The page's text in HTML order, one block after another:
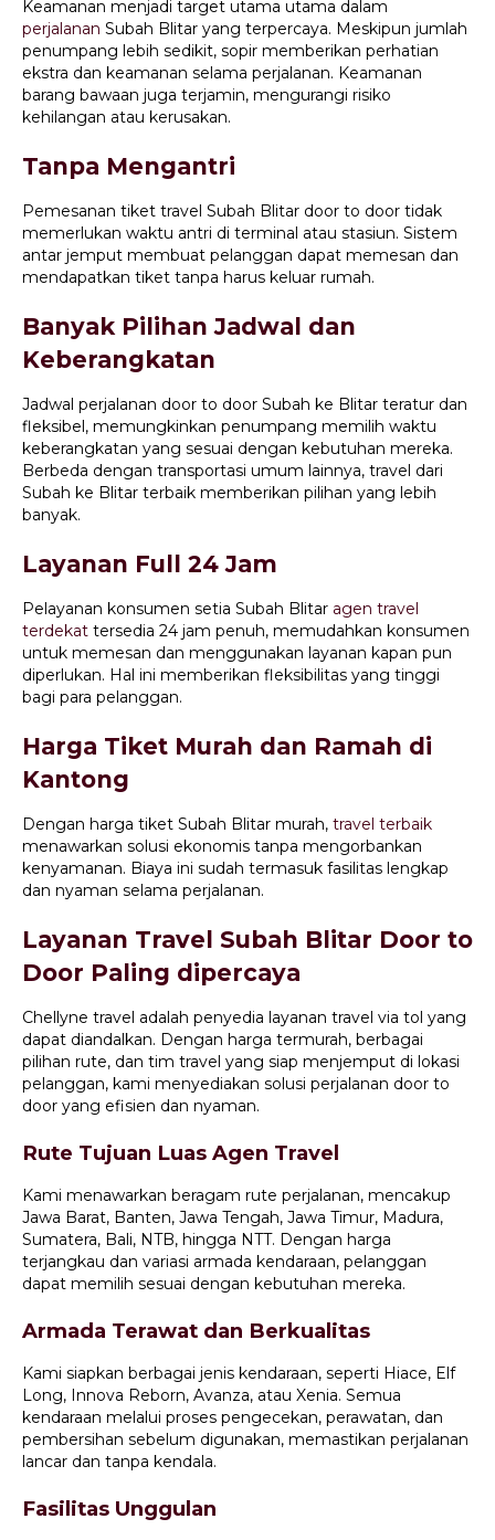
Keamanan menjadi target utama utama dalam
perjalanan Subah Blitar yang terpercaya. Meskipun jumlah
penumpang lebih sedikit, sopir memberikan perhatian
ekstra dan keamanan selama perjalanan. Keamanan
barang bawaan juga terjamin, mengurangi risiko
kehilangan atau kerusakan.
Tanpa Mengantri
Pemesanan tiket travel Subah Blitar door to door tidak
memerlukan waktu antri di terminal atau stasiun. Sistem
antar jemput membuat pelanggan dapat memesan dan
mendapatkan tiket tanpa harus keluar rumah.
Banyak Pilihan Jadwal dan
Keberangkatan
Jadwal perjalanan door to door Subah ke Blitar teratur dan
fleksibel, memungkinkan penumpang memilih waktu
keberangkatan yang sesuai dengan kebutuhan mereka.
Berbeda dengan transportasi umum lainnya, travel dari
Subah ke Blitar terbaik memberikan pilihan yang lebih
banyak.
Layanan Full 24 Jam
Pelayanan konsumen setia Subah Blitar agen travel
terdekat tersedia 24 jam penuh, memudahkan konsumen
untuk memesan dan menggunakan layanan kapan pun
diperlukan. Hal ini memberikan fleksibilitas yang tinggi
bagi para pelanggan.
Harga Tiket Murah dan Ramah di
Kantong
Dengan harga tiket Subah Blitar murah, travel terbaik
menawarkan solusi ekonomis tanpa mengorbankan
kenyamanan. Biaya ini sudah termasuk fasilitas lengkap
dan nyaman selama perjalanan.
Layanan Travel Subah Blitar Door to
Door Paling dipercaya
Chellyne travel adalah penyedia layanan travel via tol yang
dapat diandalkan. Dengan harga termurah, berbagai
pilihan rute, dan tim travel yang siap menjemput di lokasi
pelanggan, kami menyediakan solusi perjalanan door to
door yang efisien dan nyaman.
Rute Tujuan Luas Agen Travel
Kami menawarkan beragam rute perjalanan, mencakup
Jawa Barat, Banten, Jawa Tengah, Jawa Timur, Madura,
Sumatera, Bali, NTB, hingga NTT. Dengan harga
terjangkau dan variasi armada kendaraan, pelanggan
dapat memilih sesuai dengan kebutuhan mereka.
Armada Terawat dan Berkualitas
Kami siapkan berbagai jenis kendaraan, seperti Hiace, Elf
Long, Innova Reborn, Avanza, atau Xenia. Semua
kendaraan melalui proses pengecekan, perawatan, dan
pembersihan sebelum digunakan, memastikan perjalanan
lancar dan tanpa kendala.
Fasilitas Unggulan